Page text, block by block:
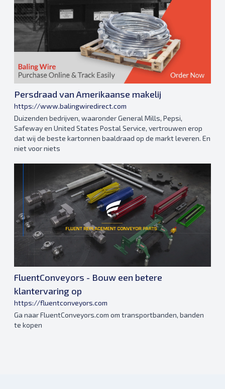
Persdraad van Amerikaanse makelij
https://www.balingwiredirect.com
Duizenden bedrijven, waaronder General Mills, Pepsi,
Safeway en United States Postal Service, vertrouwen erop
dat wij de beste kartonnen baaldraad op de markt leveren. En
niet voor niets
FluentConveyors - Bouw een betere
klantervaring op
https://fluentconveyors.com
Ga naar FluentConveyors.com om transportbanden, banden
te kopen